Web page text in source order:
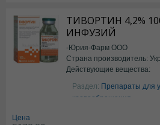
ТИВОРТИН 4,2%
ИНФУЗИЙ
-Юрия-Фарм ООО
Страна производитель:
Действующие вещества:
Аргинин
Раздел: Препараты для
кровообращения
Цена